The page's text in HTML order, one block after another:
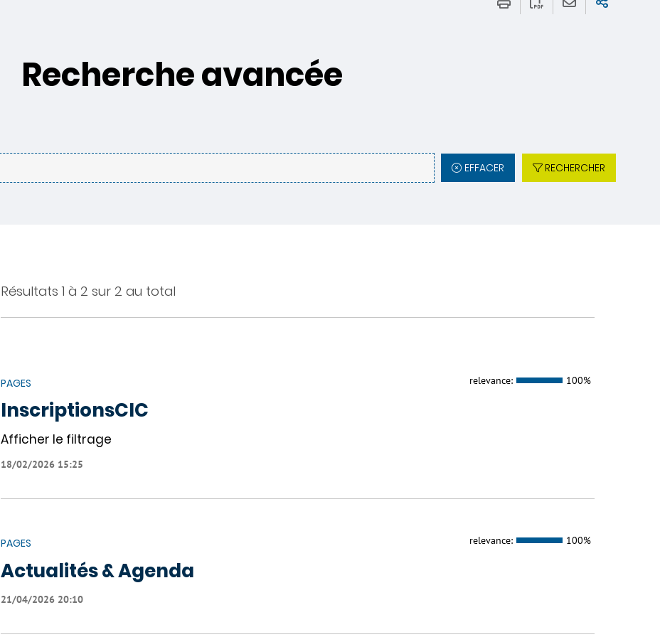
Recherche avancée
EFFACER RECHERCHER
Résultats 1 à 2 sur 2 au total
PAGES relevance: 100%
InscriptionsCIC
Afficher le filtrage
18/02/2026 15:25
PAGES relevance: 100%
Actualités & Agenda
21/04/2026 20:10